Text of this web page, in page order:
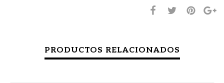
PRODUCTOS RELACIONADOS